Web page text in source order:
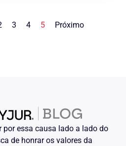
3 4 5 Próximo
por essa causa lado a lado do
de honrar os valores da